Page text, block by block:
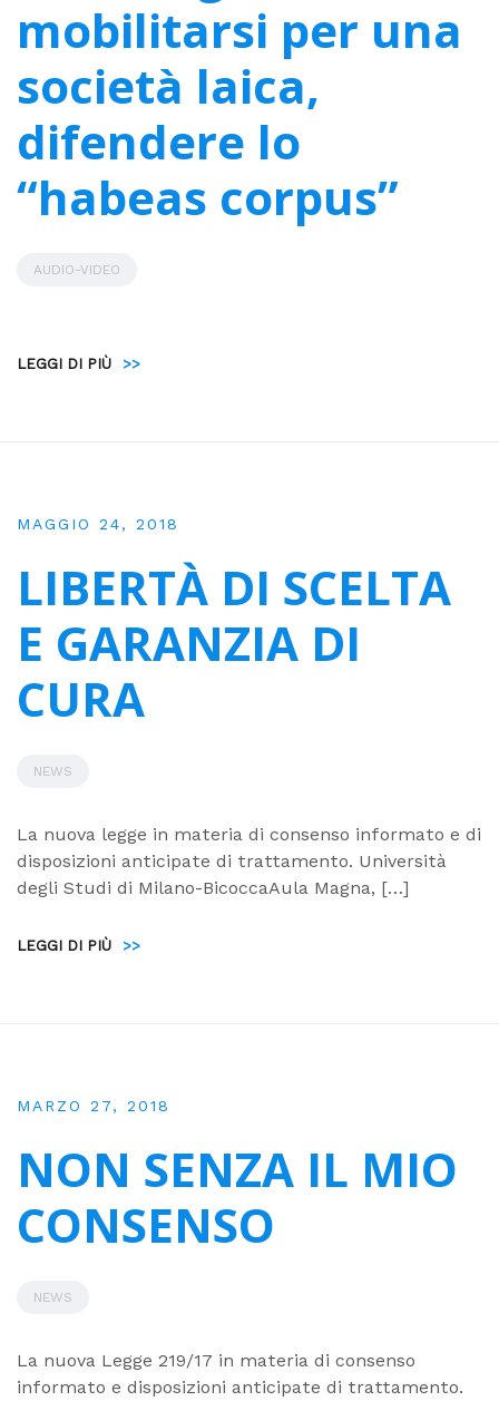
mobilitarsi per una
società laica,
difendere lo
“habeas corpus”
AUDIO-VIDEO
LEGGI DI PIÙ >>
MAGGIO 24, 2018
LIBERTÀ DI SCELTA
E GARANZIA DI
CURA
NEWS
La nuova legge in materia di consenso informato e di
disposizioni anticipate di trattamento. Università
degli Studi di Milano-BicoccaAula Magna, […]
LEGGI DI PIÙ >>
MARZO 27, 2018
NON SENZA IL MIO
CONSENSO
NEWS
La nuova Legge 219/17 in materia di consenso
informato e disposizioni anticipate di trattamento.